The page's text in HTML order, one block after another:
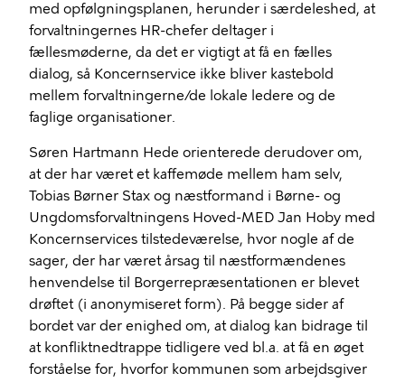
med opfølgningsplanen, herunder i særdeleshed, at
forvaltningernes HR-chefer deltager i
fællesmøderne, da det er vigtigt at få en fælles
dialog, så Koncernservice ikke bliver kastebold
mellem forvaltningerne/de lokale ledere og de
faglige organisationer.
Søren Hartmann Hede orienterede derudover om,
at der har været et kaffemøde mellem ham selv,
Tobias Børner Stax og næstformand i Børne- og
Ungdomsforvaltningens Hoved-MED Jan Hoby med
Koncernservices tilstedeværelse, hvor nogle af de
sager, der har været årsag til næstformændenes
henvendelse til Borgerrepræsentationen er blevet
drøftet (i anonymiseret form). På begge sider af
bordet var der enighed om, at dialog kan bidrage til
at konfliktnedtrappe tidligere ved bl.a. at få en øget
forståelse for, hvorfor kommunen som arbejdsgiver